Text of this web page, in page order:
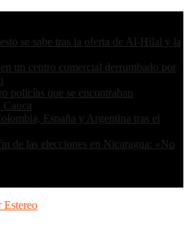
se sabe tras la oferta de Al-Hilal y la
un centro comercial derrumbado por
policías que se encontraban
Cauca
España y Argentina tras el
de las elecciones en Nicaragua: «No